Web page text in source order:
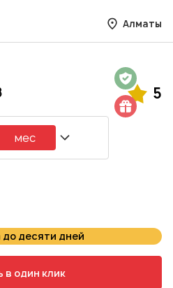
Алматы
5
мес
десяти дней
в один клик